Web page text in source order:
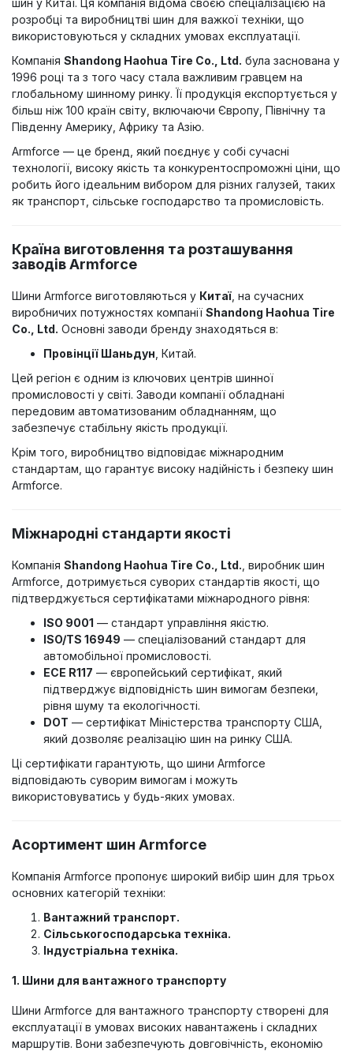
шин у Китаї. Ця компанія відома своєю спеціалізацією на
розробці та виробництві шин для важкої техніки, що
використовуються у складних умовах експлуатації.
Компанія Shandong Haohua Tire Co., Ltd. була заснована у
1996 році та з того часу стала важливим гравцем на
глобальному шинному ринку. Її продукція експортується у
більш ніж 100 країн світу, включаючи Європу, Північну та
Південну Америку, Африку та Азію.
Armforce — це бренд, який поєднує у собі сучасні
технології, високу якість та конкурентоспроможні ціни, що
робить його ідеальним вибором для різних галузей, таких
як транспорт, сільське господарство та промисловість.
Країна виготовлення та розташування
заводів Armforce
Шини Armforce виготовляються у Китаї , на сучасних
виробничих потужностях компанії Shandong Haohua Tire
Co., Ltd. Основні заводи бренду знаходяться в:
Провінції Шаньдун , Китай.
Цей регіон є одним із ключових центрів шинної
промисловості у світі. Заводи компанії обладнані
передовим автоматизованим обладнанням, що
забезпечує стабільну якість продукції.
Крім того, виробництво відповідає міжнародним
стандартам, що гарантує високу надійність і безпеку шин
Armforce.
Міжнародні стандарти якості
Компанія Shandong Haohua Tire Co., Ltd. , виробник шин
Armforce, дотримується суворих стандартів якості, що
підтверджується сертифікатами міжнародного рівня:
ISO 9001 — стандарт управління якістю.
ISO/TS 16949 — спеціалізований стандарт для
автомобільної промисловості.
ECE R117 — європейський сертифікат, який
підтверджує відповідність шин вимогам безпеки,
рівня шуму та екологічності.
DOT — сертифікат Міністерства транспорту США,
який дозволяє реалізацію шин на ринку США.
Ці сертифікати гарантують, що шини Armforce
відповідають суворим вимогам і можуть
використовуватись у будь-яких умовах.
Асортимент шин Armforce
Компанія Armforce пропонує широкий вибір шин для трьох
основних категорій техніки:
Вантажний транспорт.
Сільськогосподарська техніка.
Індустріальна техніка.
1. Шини для вантажного транспорту
Шини Armforce для вантажного транспорту створені для
експлуатації в умовах високих навантажень і складних
маршрутів. Вони забезпечують довговічність, економію